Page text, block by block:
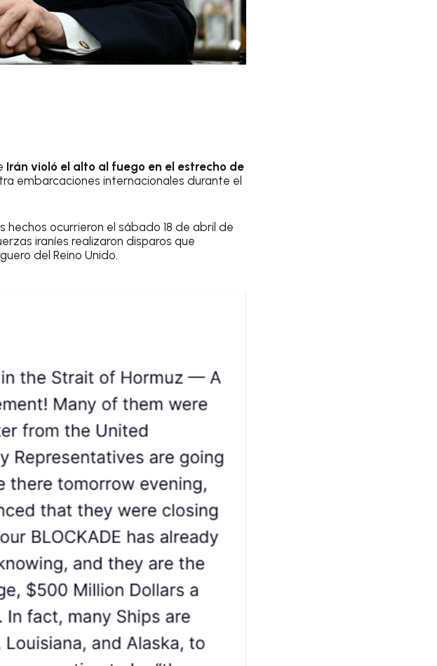
Irán violó el alto al fuego en el estrecho de
embarcaciones internacionales durante el
ocurrieron el sábado 18 de abril de
iraníes realizaron disparos que
del Reino Unido.